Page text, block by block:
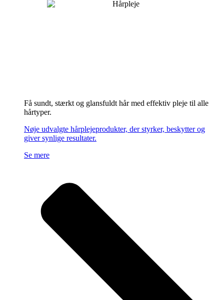
Få sundt, stærkt og glansfuldt hår med effektiv pleje til alle
hårtyper.
Nøje udvalgte hårplejeprodukter, der styrker, beskytter og
giver synlige resultater.
Se mere